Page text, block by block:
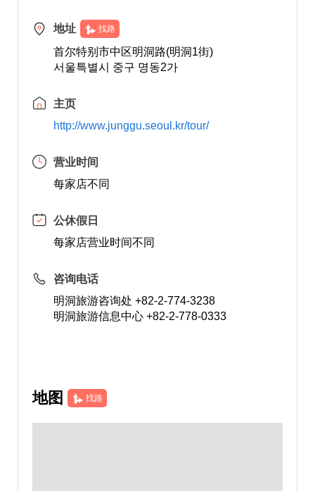
地址 找路
首尔特别市中区明洞路(明洞1街)
서울특별시 중구 명동2가
主页
http://www.junggu.seoul.kr/tour/
营业时间
每家店不同
公休假日
每家店营业时间不同
咨询电话
明洞旅游咨询处 +82-2-774-3238
明洞旅游信息中心 +82-2-778-0333
地图 找路